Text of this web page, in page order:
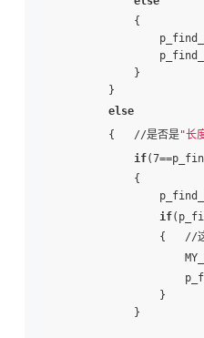
{
p_find_frame
p_find_frame
}
}
else
{   //是否是"长
if
{
p_find_frame-
if
{   //这里处理方
}
}